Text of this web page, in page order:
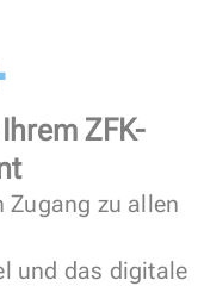
ZFK-
Zugang zu allen
und das digitale